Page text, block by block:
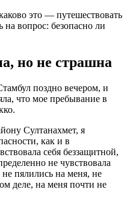
это — путешествовать
вопрос: безопасно ли
но не страшна
поздно вечером, и
что мое пребывание в
Султанахмет, я
как и в
себя беззащитной,
не чувствовала
пялились на меня, не
деле, на меня почти не